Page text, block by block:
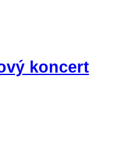
koncert